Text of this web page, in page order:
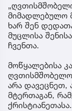
მიმადლებულო
ხარ შენ
მუცლისა
ჩვენთა.
მოწყალებისა
არა დავეცნეთ,
მტერთაგან,